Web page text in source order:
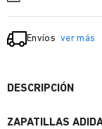
Envíos ver más
DESCRIPCIÓN
ZAPATILLAS